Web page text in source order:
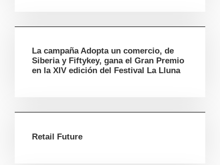
La campaña Adopta un comercio, de
Siberia y Fiftykey, gana el Gran Premio
en la XIV edición del Festival La Lluna
Retail Future